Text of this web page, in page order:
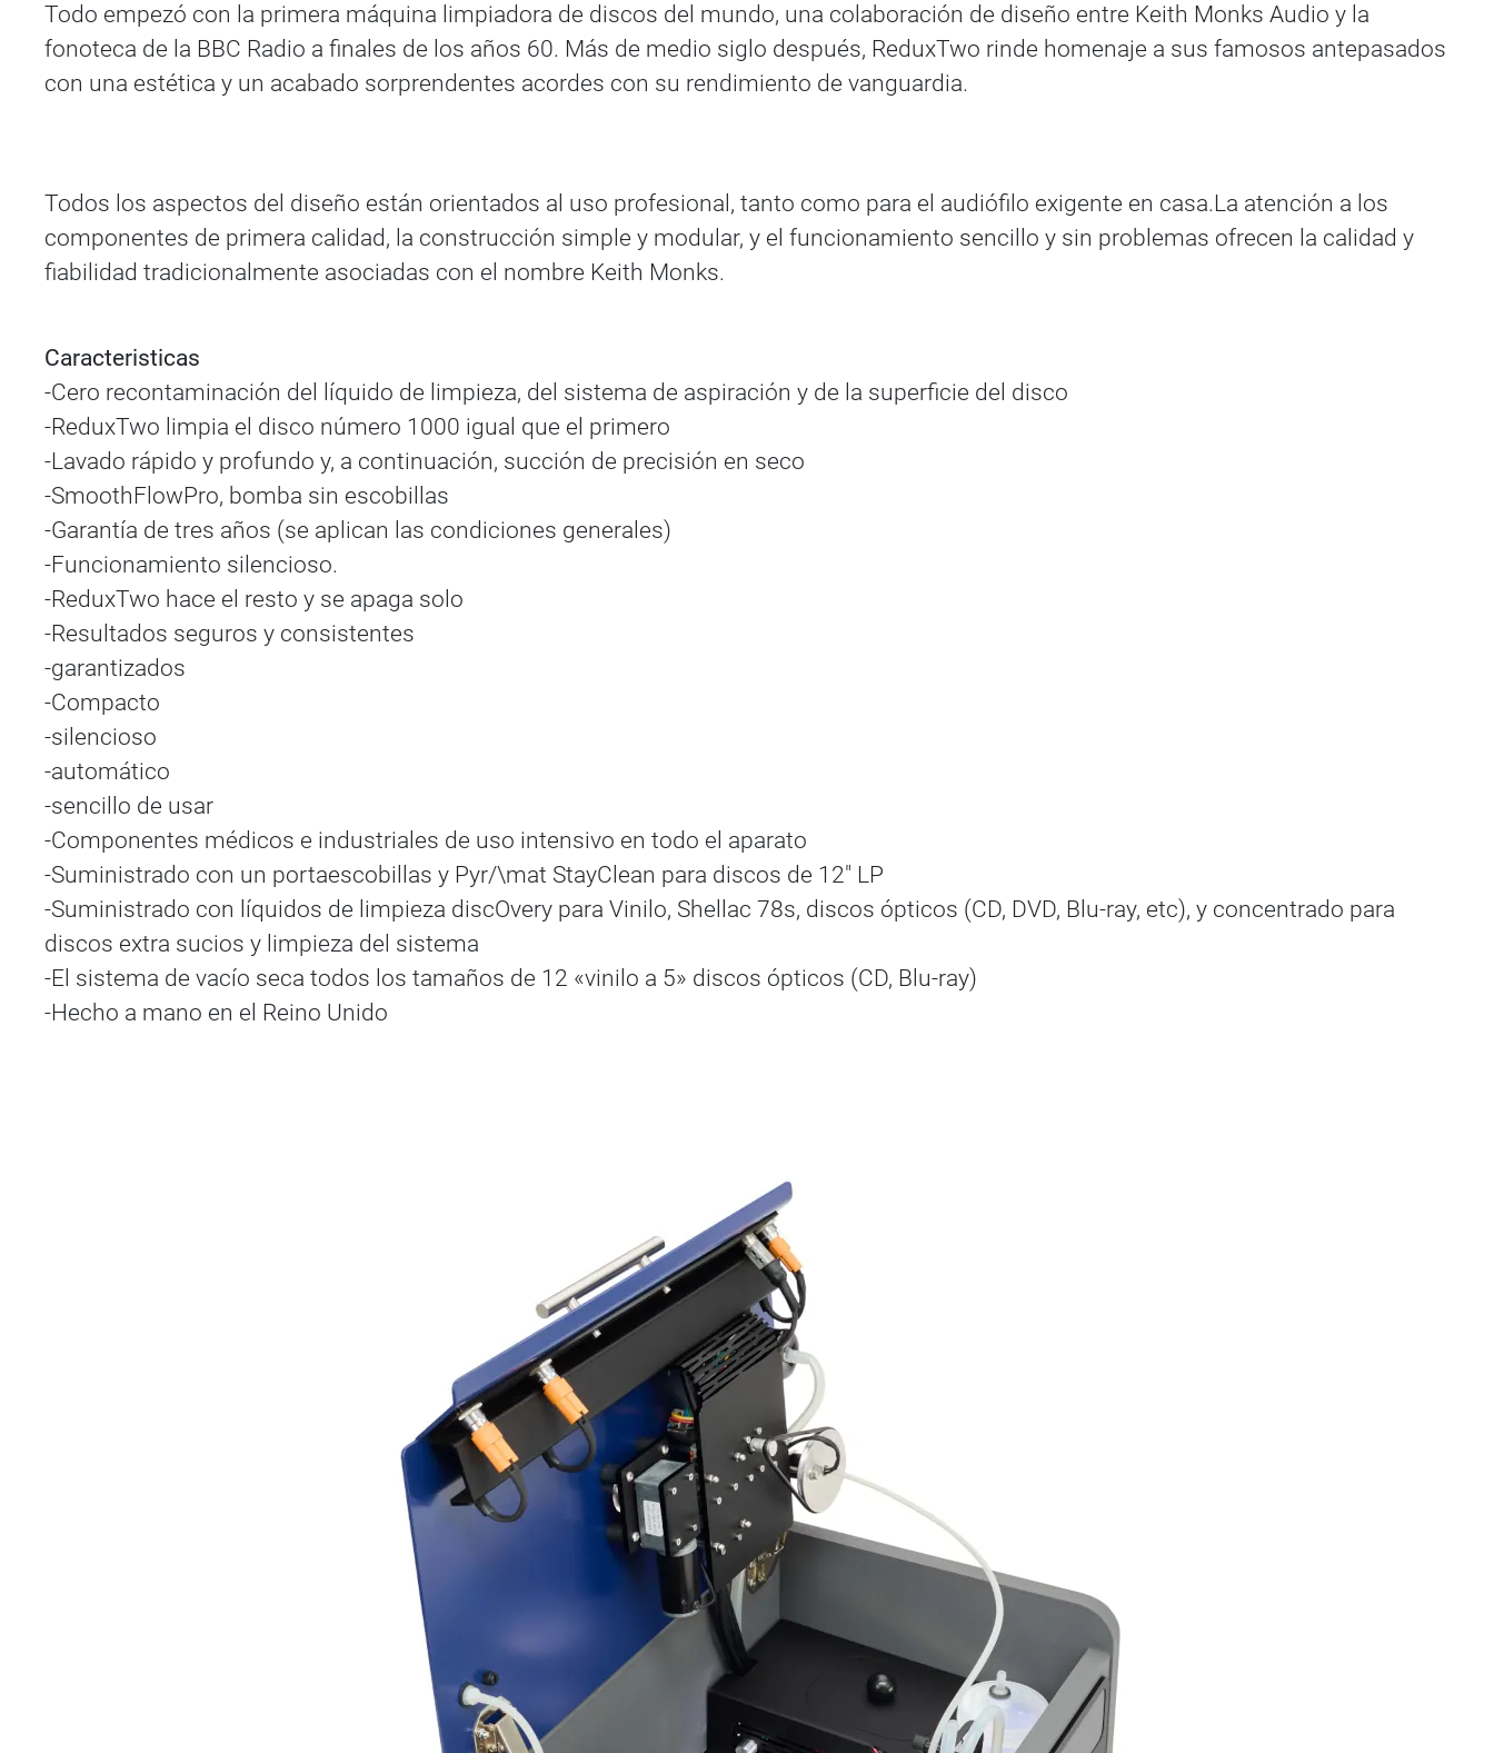
Todo empezó con la primera máquina limpiadora de discos del mundo, una colaboración de diseño entre Keith Monks Audio y la
fonoteca de la BBC Radio a finales de los años 60. Más de medio siglo después, ReduxTwo rinde homenaje a sus famosos antepasados
con una estética y un acabado sorprendentes acordes con su rendimiento de vanguardia.
Todos los aspectos del diseño están orientados al uso profesional, tanto como para el audiófilo exigente en casa.La atención a los
componentes de primera calidad, la construcción simple y modular, y el funcionamiento sencillo y sin problemas ofrecen la calidad y
fiabilidad tradicionalmente asociadas con el nombre Keith Monks.
Caracteristicas
-Cero recontaminación del líquido de limpieza, del sistema de aspiración y de la superficie del disco
-ReduxTwo limpia el disco número 1000 igual que el primero
-Lavado rápido y profundo y, a continuación, succión de precisión en seco
-SmoothFlowPro, bomba sin escobillas
-Garantía de tres años (se aplican las condiciones generales)
-Funcionamiento silencioso.
-ReduxTwo hace el resto y se apaga solo
-Resultados seguros y consistentes
-garantizados
-Compacto
-silencioso
-automático
-sencillo de usar
-Componentes médicos e industriales de uso intensivo en todo el aparato
-Suministrado con un portaescobillas y Pyr/\mat StayClean para discos de 12" LP
-Suministrado con líquidos de limpieza discOvery para Vinilo, Shellac 78s, discos ópticos (CD, DVD, Blu-ray, etc), y concentrado para
discos extra sucios y limpieza del sistema
-El sistema de vacío seca todos los tamaños de 12 «vinilo a 5» discos ópticos (CD, Blu-ray)
-Hecho a mano en el Reino Unido